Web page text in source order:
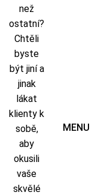
než
ostatní?
Chtěli
byste
být jiní a
jinak
lákat
klienty k
sobě,
aby
okusili
vaše
skvělé
MENU